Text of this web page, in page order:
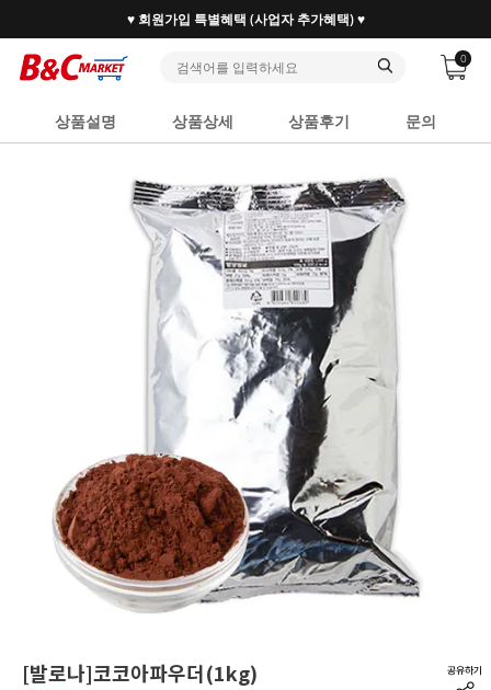
♥ 회원가입 특별혜택 (사업자 추가혜택) ♥
0
상품설명 상품상세 상품후기 문의
[발로나]코코아파우더(1kg)